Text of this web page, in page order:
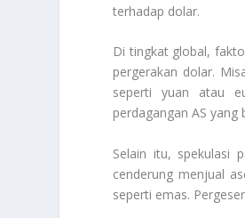
terhadap dolar.
Di tingkat global,
pergerakan dolar.
seperti yuan atau
perdagangan AS
Selain itu, spekulasi
cenderung menjual
seperti emas.